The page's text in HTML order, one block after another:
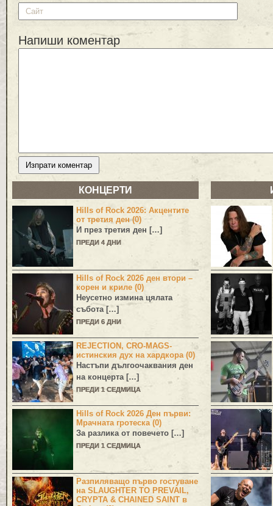
Напиши коментар
КОНЦЕРТИ
Hills of Rock 2026: Акцентите
от третия ден (0)
И през третия ден […]
ПРЕДИ 4 ДНИ
Hills of Rock 2026 ден втори –
корен и криле (0)
Неусетно измина цялата
събота […]
ПРЕДИ 6 ДНИ
REJECTION, CRO-MAGS-
истинския дух на хардкора (0)
Настъпи дългоочаквания ден
на концерта […]
ПРЕДИ 1 СЕДМИЦА
Hills of Rock 2026 Ден първи:
Мрачната гротеска (0)
За разлика от повечето […]
ПРЕДИ 1 СЕДМИЦА
Разпиляващо първо гостуване
на SLAUGHTER TO PREVAIL,
CRYPTA & CHAINED SAINT в